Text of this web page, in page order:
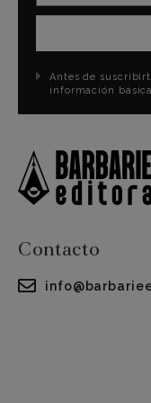
Antes de
información
Contacto